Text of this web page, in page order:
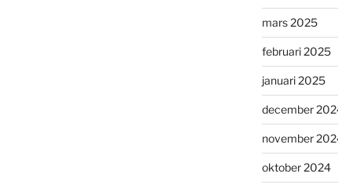
mars 2025
februari 2025
januari 2025
december
november
oktober 2024